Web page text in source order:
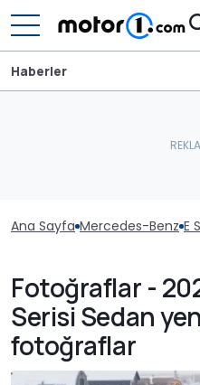
Haberler
Ana Sayfa Mercedes-Benz E
Fotoğraflar -
Serisi Sedan
fotoğraflar